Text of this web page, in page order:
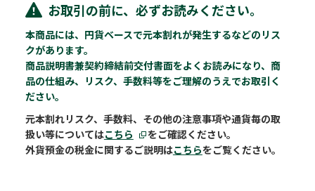
お取引の前に、必ずお読みください。
本商品には、円貨ベースで元本割れが発生するなどのリス
クがあります。
商品説明書兼契約締結前交付書面をよくお読みになり、商
品の仕組み、リスク、手数料等をご理解のうえでお取引く
ださい。
元本割れリスク、手数料、その他の注意事項や通貨毎の取
扱い等についてはこちら
をご確認ください。
外貨預金の税金に関するご説明はこちらをご覧ください。